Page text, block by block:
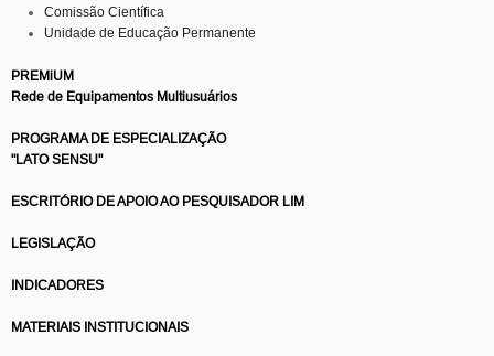
Comissão Científica
Unidade de Educação Permanente
PREMiUM
Rede de Equipamentos Multiusuários
PROGRAMA DE ESPECIALIZAÇÃO
"LATO SENSU"
ESCRITÓRIO DE APOIO AO PESQUISADOR LIM
LEGISLAÇÃO
INDICADORES
MATERIAIS INSTITUCIONAIS